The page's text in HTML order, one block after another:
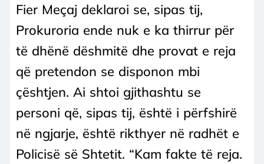
Fier Meçaj deklaroi se, sipas tij,
Prokuroria ende nuk e ka thirrur për
të dhënë dëshmitë dhe provat e reja
që pretendon se disponon mbi
çështjen. Ai shtoi gjithashtu se
personi që, sipas tij, është i përfshirë
në ngjarje, është rikthyer në radhët e
Policisë së Shtetit. “Kam fakte të reja.